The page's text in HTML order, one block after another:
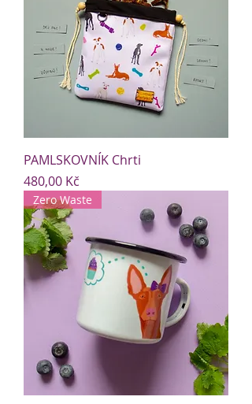
PAMLSKOVNÍK Chrti
Cena
480,00 Kč
Zero Waste